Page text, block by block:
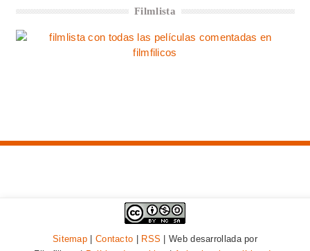
Filmlista
Sitemap Contacto RSS | Web desarrollada por